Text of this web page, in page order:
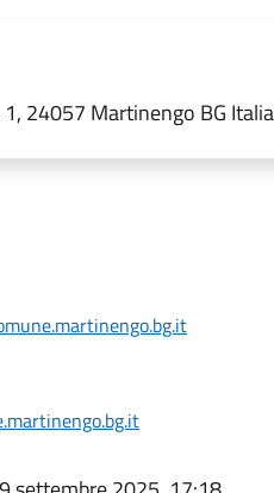
24057 Martinengo BG Italia